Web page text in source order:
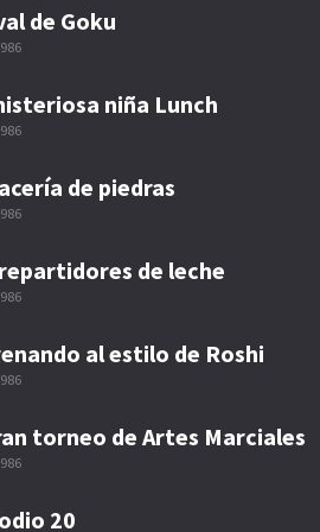
de Goku
niña Lunch
de piedras
de leche
al estilo de Roshi
torneo de Artes Marciales
20